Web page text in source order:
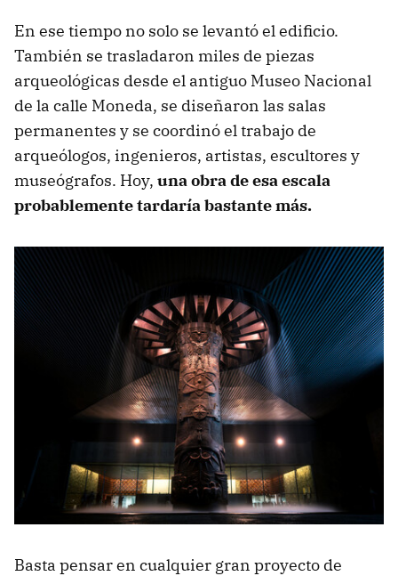
En ese tiempo no solo se levantó el edificio.
También se trasladaron miles de piezas
arqueológicas desde el antiguo Museo Nacional
de la calle Moneda, se diseñaron las salas
permanentes y se coordinó el trabajo de
arqueólogos, ingenieros, artistas, escultores y
museógrafos. Hoy, una obra de esa escala
probablemente tardaría bastante más.
Basta pensar en cualquier gran proyecto de